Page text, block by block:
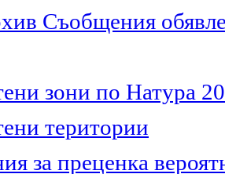
Съобщения
зони по Натура
територии
за преценка